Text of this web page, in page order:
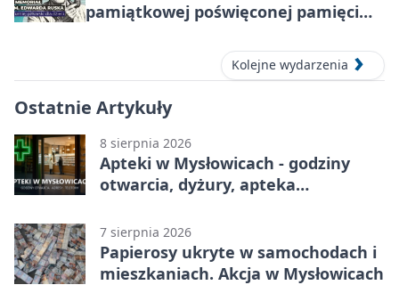
pamiątkowej poświęconej pamięci
Kolejne wydarzenia
Ostatnie Artykuły
8 sierpnia 2026
Apteki w Mysłowicach - godziny
otwarcia, dyżury, apteka
7 sierpnia 2026
Papierosy ukryte w samochodach i
mieszkaniach. Akcja w Mysłowicach